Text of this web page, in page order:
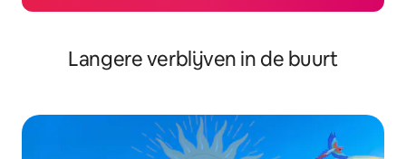
Langere verblijven in de buurt